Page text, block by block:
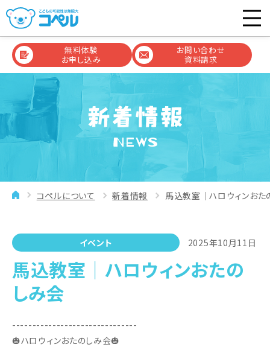
無料体験
お申し込み
お問い合わせ
資料請求
NEWS
コペルについて 新着情報 馬込教室│ハロウィンおた
イベント 2025年10月11日
馬込教室│ハロウィンおたの
しみ会
-------------------------------
🎃ハロウィンおたのしみ会🎃